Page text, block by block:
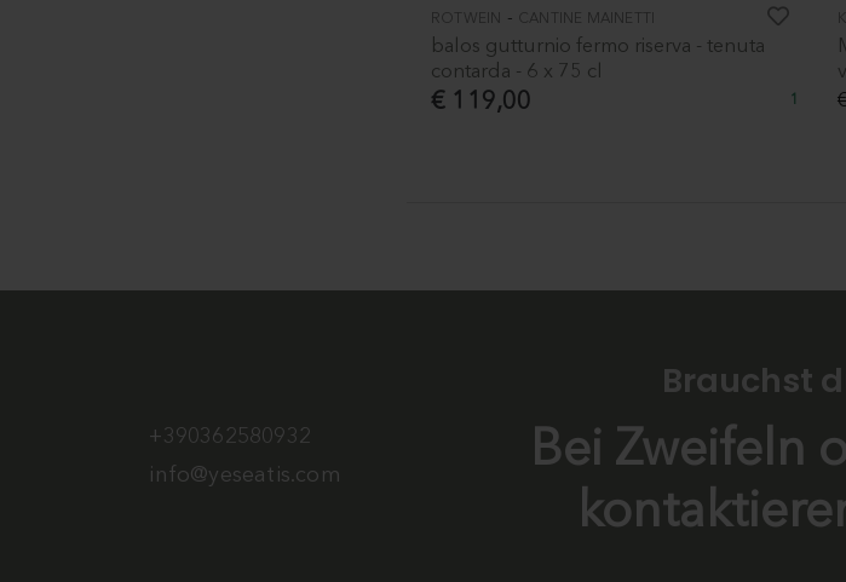
ROTWEIN - CANTINE MAINETTI
balos gutturnio fermo riserva - tenuta
contarda - 6 x 75 cl
€ 119,00 1
+390362580932
info@yeseatis.com
Brauchst
Bei Zweifeln